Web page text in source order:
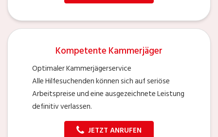
Kompetente Kammerjäger
Optimaler Kammerjägerservice
Alle Hilfesuchenden können sich auf seriöse
Arbeitspreise und eine ausgezeichnete Leistung
definitiv verlassen.
JETZT ANRUFEN